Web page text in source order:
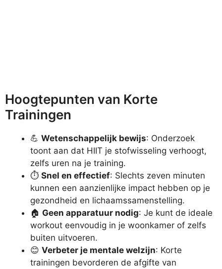
Hoogtepunten van Korte
Trainingen
💪 Wetenschappelijk bewijs: Onderzoek
toont aan dat HIIT je stofwisseling verhoogt,
zelfs uren na je training.
⏱️ Snel en effectief: Slechts zeven minuten
kunnen een aanzienlijke impact hebben op je
gezondheid en lichaamssamenstelling.
🏠 Geen apparatuur nodig: Je kunt de ideale
workout eenvoudig in je woonkamer of zelfs
buiten uitvoeren.
😊 Verbeter je mentale welzijn: Korte
trainingen bevorderen de afgifte van